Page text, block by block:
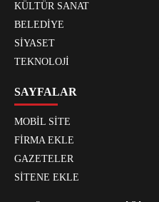
KÜLTÜR SANAT
BELEDİYE
SİYASET
TEKNOLOJİ
SAYFALAR
MOBİL SİTE
FİRMA EKLE
GAZETELER
SİTENE EKLE